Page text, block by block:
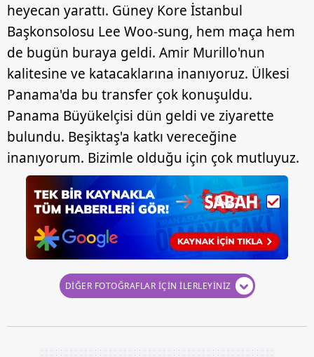
heyecan yarattı. Güney Kore İstanbul
Başkonsolosu Lee Woo-sung, hem maça hem
de bugün buraya geldi. Amir Murillo'nun
kalitesine ve katacaklarına inanıyoruz. Ülkesi
Panama'da bu transfer çok konuşuldu.
Panama Büyükelçisi dün geldi ve ziyarette
bulundu. Beşiktaş'a katkı vereceğine
inanıyorum. Bizimle olduğu için çok mutluyuz.
DİĞER FOTOĞRAFLAR İÇİN İLERLEYİNİZ